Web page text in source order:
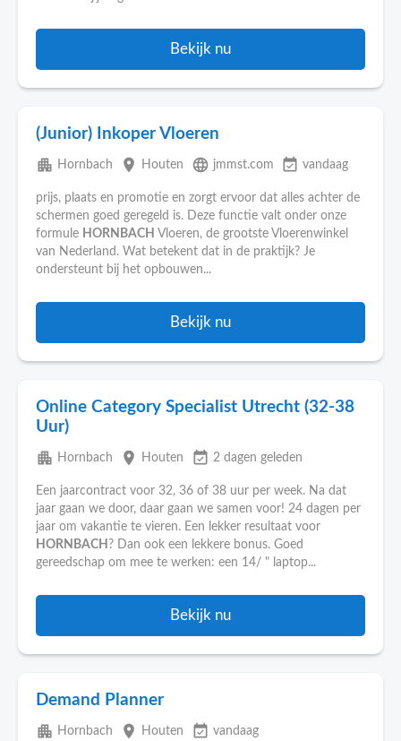
Bekijk nu
(Junior) Inkoper Vloeren
apartment Hornbach place Houten language jmmst.com event_available vandaag
prijs, plaats en promotie en zorgt ervoor dat alles achter de
schermen goed geregeld is. Deze functie valt onder onze
formule HORNBACH Vloeren, de grootste Vloerenwinkel
van Nederland. Wat betekent dat in de praktijk? Je
ondersteunt bij het opbouwen...
Bekijk nu
Online Category Specialist Utrecht (32-38
Uur)
apartment Hornbach place Houten event_available 2 dagen geleden
Een jaarcontract voor 32, 36 of 38 uur per week. Na dat
jaar gaan we door, daar gaan we samen voor! 24 dagen per
jaar om vakantie te vieren. Een lekker resultaat voor
HORNBACH ? Dan ook een lekkere bonus. Goed
gereedschap om mee te werken: een 14/ " laptop...
Bekijk nu
Demand Planner
apartment Hornbach place Houten event_available vandaag